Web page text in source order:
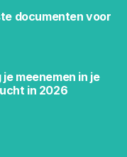
documenten voor
meenemen in je
in 2026